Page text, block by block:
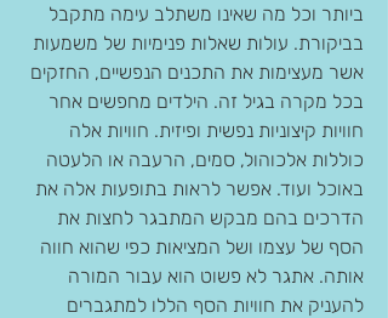
ביותר וכל מה שאינו משתלב עימה מתקבל
בביקורת. עולות שאלות פנימיות של משמעות
אשר מעצימות את התכנים הנפשיים, החזקים
בכל מקרה בגיל זה. הילדים מחפשים אחר
חוויות קיצוניות נפשית ופיזית. חוויות אלה
כוללות אלכוהול, סמים, הרעבה או הלעטה
באוכל ועוד. אפשר לראות בתופעות אלה את
הדרכים בהם מבקש המתבגר לחצות את
הסף של עצמו ושל המציאות כפי שהוא חווה
אותה. אתגר לא פשוט הוא עבור המורה
להעניק את חוויות הסף הללו למתגברים